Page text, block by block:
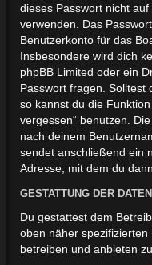
dieses Passwort nicht
verwenden. Das
Benutzerkonto für das
Insbesondere wird dich
phpBB Limited oder ein
Passwort fragen. Solltest
so kannst du die
vergessen“ benutzen.
nach deinem
sendet anschließend ein
Adresse, mit dem du
GESTATTUNG DER
Du gestattest dem
oben näher
betreiben und anbieten